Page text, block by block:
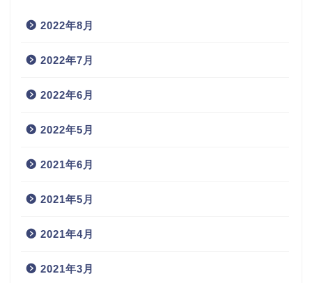
2022年8月
2022年7月
2022年6月
2022年5月
2021年6月
2021年5月
2021年4月
2021年3月